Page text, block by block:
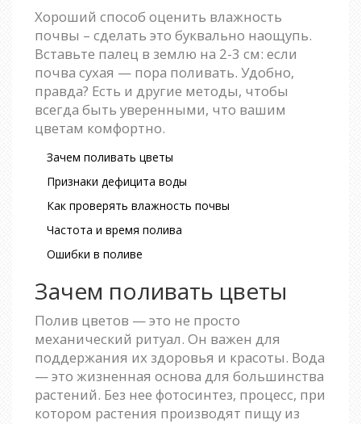
Хороший способ оценить влажность
почвы – сделать это буквально наощупь.
Вставьте палец в землю на 2-3 см: если
почва сухая — пора поливать. Удобно,
правда? Есть и другие методы, чтобы
всегда быть уверенными, что вашим
цветам комфортно.
Зачем поливать цветы
Признаки дефицита воды
Как проверять влажность почвы
Частота и время полива
Ошибки в поливе
Зачем поливать цветы
Полив цветов — это не просто
механический ритуал. Он важен для
поддержания их здоровья и красоты. Вода
— это жизненная основа для большинства
растений. Без нее фотосинтез, процесс, при
котором растения производят пищу из